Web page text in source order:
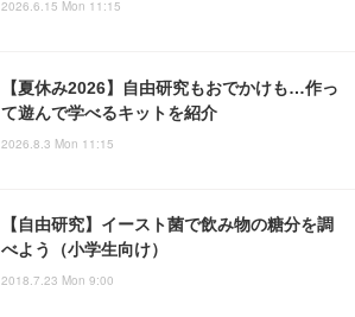
2026.6.15 Mon 11:15
【夏休み2026】自由研究もおでかけも…作っ
て遊んで学べるキットを紹介
2026.8.3 Mon 11:15
【自由研究】イースト菌で飲み物の糖分を調
べよう（小学生向け）
2018.7.23 Mon 9:00